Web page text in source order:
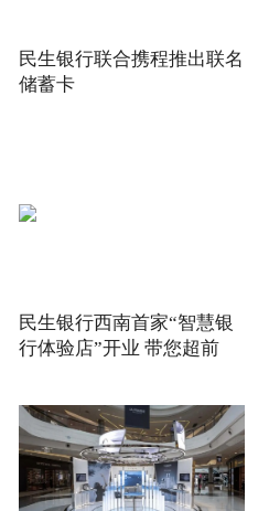
民生银行联合携程推出联名
储蓄卡
民生银行西南首家“智慧银
行体验店”开业 带您超前